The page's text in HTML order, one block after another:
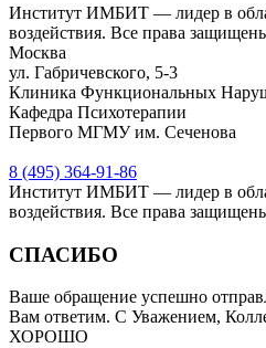
Институт ИМБИТ — лидер в
воздействия. Все права
Москва
ул. Габричевского, 5-3
Клиника Функциональных
Кафедра Психотерапии
Первого МГМУ им. Сеченова
8 (495) 364-91-86
Институт ИМБИТ — лидер в
воздействия. Все права
СПАСИБО
Ваше обращение успешно
Вам ответим. С Уважением,
ХОРОШО